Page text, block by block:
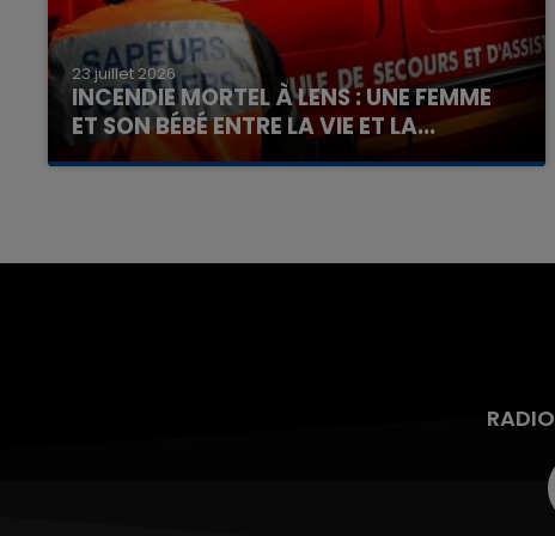
23 juillet 2026
INCENDIE MORTEL À LENS : UNE FEMME
ET SON BÉBÉ ENTRE LA VIE ET LA...
Un homme s'est immolé par le feu après avoir
RADIO